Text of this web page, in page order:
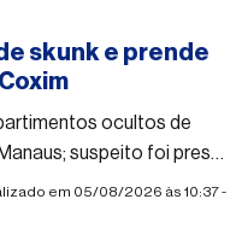
skunk e prende
ocultos de
suspeito foi preso
em 05/08/2026 às 10:37 -